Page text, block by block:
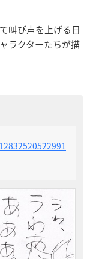
叫び声を上げる日
ラクターたちが描